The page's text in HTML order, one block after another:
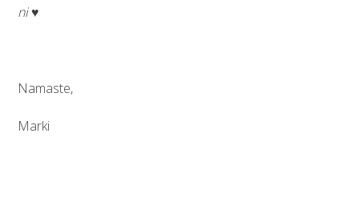
ni ♥
Namaste,
Marki